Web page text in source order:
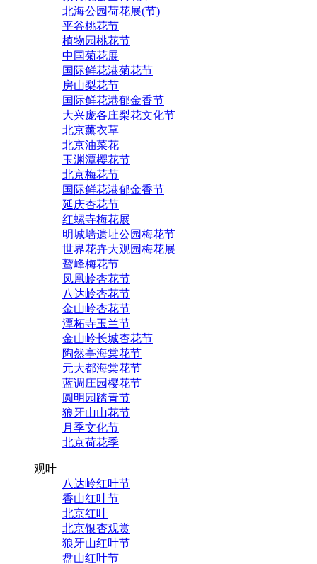
北海公园荷花展(节)
平谷桃花节
植物园桃花节
中国菊花展
国际鲜花港菊花节
房山梨花节
国际鲜花港郁金香节
大兴庞各庄梨花文化节
北京薰衣草
北京油菜花
玉渊潭樱花节
北京梅花节
国际鲜花港郁金香节
延庆杏花节
红螺寺梅花展
明城墙遗址公园梅花节
世界花卉大观园梅花展
鹫峰梅花节
凤凰岭杏花节
八达岭杏花节
金山岭杏花节
潭柘寺玉兰节
金山岭长城杏花节
陶然亭海棠花节
元大都海棠花节
蓝调庄园樱花节
圆明园踏青节
狼牙山山花节
月季文化节
北京荷花季
观叶
八达岭红叶节
香山红叶节
北京红叶
北京银杏观赏
狼牙山红叶节
盘山红叶节